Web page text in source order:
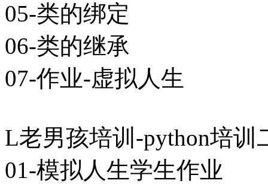
05-类的绑定
06-类的继承
07-作业-虚拟人生
L老男孩培训-python培训
01-模拟人生学生作业